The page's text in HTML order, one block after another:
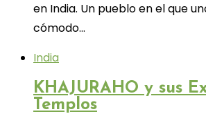
en India. Un pueblo en el que
cómodo…
India
KHAJURAHO y sus
Templos